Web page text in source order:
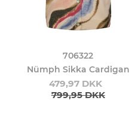
706322
Nümph Sikka Cardigan
479,97 DKK
799,95 DKK